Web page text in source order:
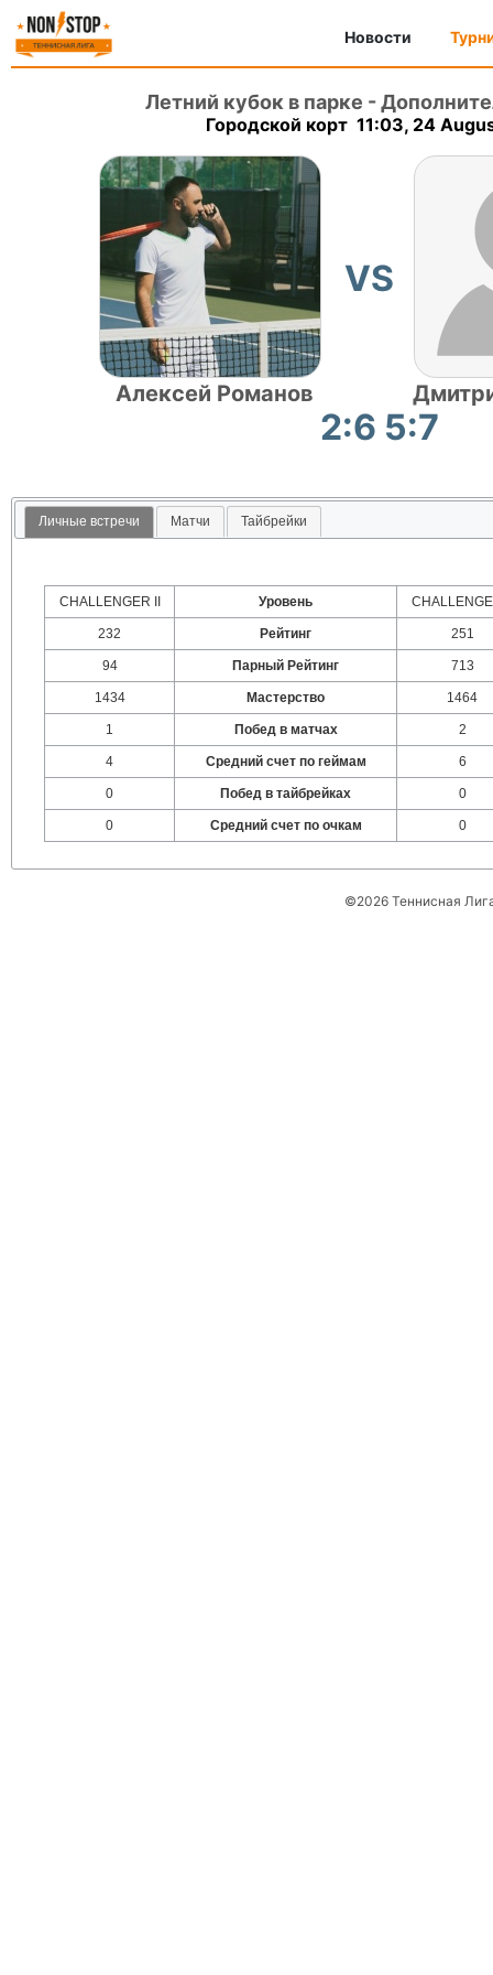
Новости
Летний кубок в парке -
Городской корт 11:03, 24
Алексей Романов
VS
2:6 5:7
Личные встречи Матчи Тайбрейки
CHALLENGER II Уровень
232 Рейтинг 251
94 Парный Рейтинг 713
1434 Мастерство 1464
1 Побед в матчах 2
4 Средний счет по геймам 6
0 Побед в тайбрейках 0
0 Средний счет по очкам 0
©2026 Теннисная